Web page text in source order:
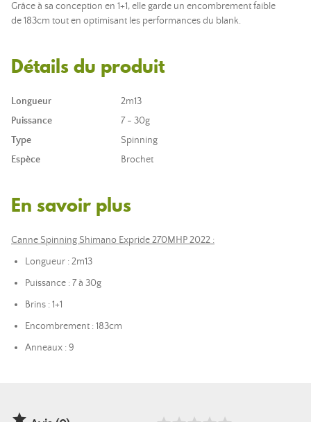
Grâce à sa conception en 1+1, elle garde un encombrement faible
de 183cm tout en optimisant les performances du blank.
Détails du produit
Longueur
2m13
Puissance
7 - 30g
Type
Spinning
Espèce
Brochet
En savoir plus
Canne Spinning Shimano Expride 270MHP 2022 :
Longueur : 2m13
Puissance : 7 à 30g
Brins : 1+1
Encombrement : 183cm
Anneaux : 9